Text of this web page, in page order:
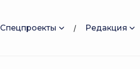
Спецпроекты Редакция